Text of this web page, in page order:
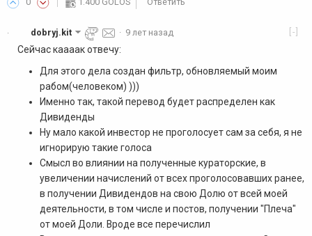
· [-]
dobryj.kit · 9 лет назад
Сейчас каааак отвечу:
Для этого дела создан фильтр, обновляемый моим
рабом(человеком) )))
Именно так, такой перевод будет распределен как
Дивиденды
Ну мало какой инвестор не проголосует сам за себя, я не
игнорирую такие голоса
Смысл во влиянии на полученные кураторские, в
увеличении начислений от всех проголосовавших ранее,
в получении Дивидендов на свою Долю от всей моей
деятельности, в том числе и постов, получении "Плеча"
от моей Доли. Вроде все перечислил